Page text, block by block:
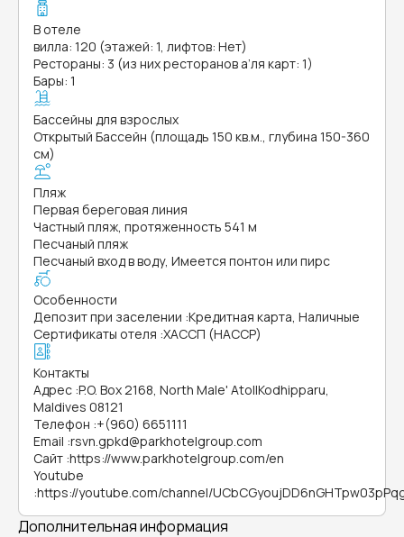
В отеле
вилла: 120 (этажей: 1, лифтов: Нет)
Рестораны: 3 (из них ресторанов а’ля карт: 1)
Бары: 1
Бассейны для взрослых
Открытый Бассейн (площадь 150 кв.м., глубина 150-360
см)
Пляж
Первая береговая линия
Частный пляж, протяженность 541 м
Песчаный пляж
Песчаный вход в воду, Имеется понтон или пирс
Особенности
Депозит при заселении :Кредитная карта, Наличные
Сертификаты отеля :ХАССП (HACCP)
Контакты
Адрес :P.O. Box 2168, North Male' AtollKodhipparu,
Maldives 08121
Телефон :+(960) 6651111
Email :rsvn.gpkd@parkhotelgroup.com
Сайт :https://www.parkhotelgroup.com/en
Youtube
:https://youtube.com/channel/
Дополнительная информация